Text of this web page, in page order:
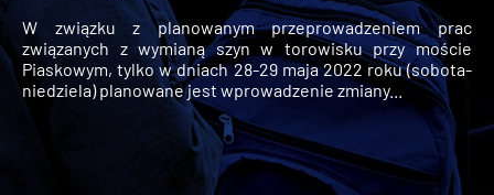
W związku z planowanym przeprowadzeniem prac
związanych z wymianą szyn w torowisku przy moście
Piaskowym, tylko w dniach 28-29 maja 2022 roku (sobota-
niedziela) planowane jest wprowadzenie zmiany...